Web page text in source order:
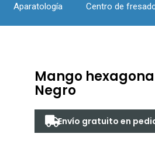
Aparatología Centro de
Mango
Negro
Envío gratuito en